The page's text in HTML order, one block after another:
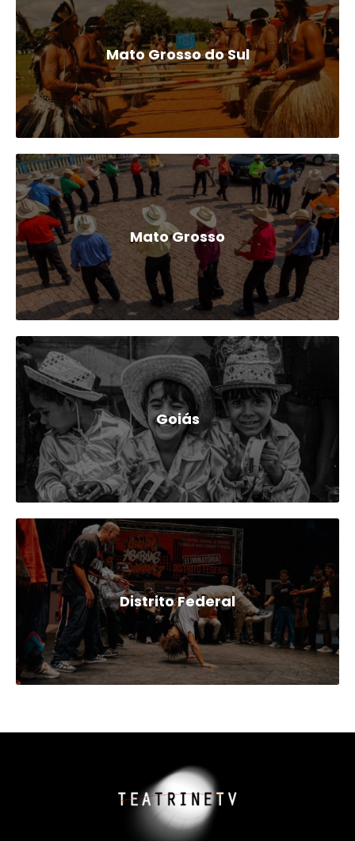
Mato Grosso do Sul
Mato Grosso
Goiás
Distrito Federal